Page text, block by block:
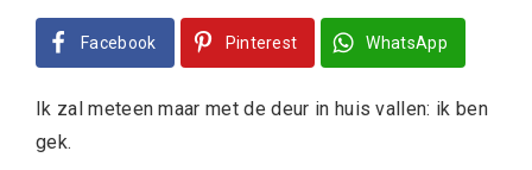
Facebook Pinterest WhatsApp
Ik zal meteen maar met de deur in huis vallen: ik ben
gek.